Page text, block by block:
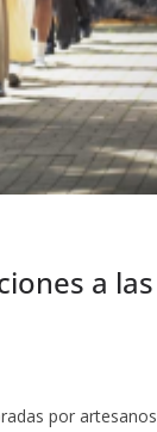
a las
por artesanos